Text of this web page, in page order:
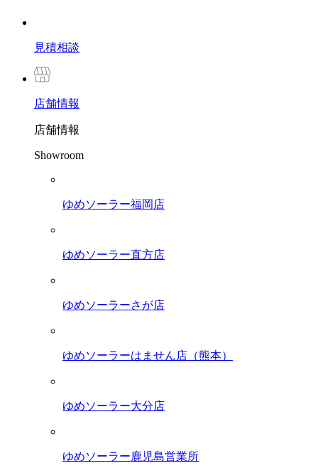
見積相談
店舗情報
店舗情報
Showroom
ゆめソーラー福岡店
ゆめソーラー直方店
ゆめソーラーさが店
ゆめソーラーはません店（熊本）
ゆめソーラー大分店
ゆめソーラー鹿児島営業所